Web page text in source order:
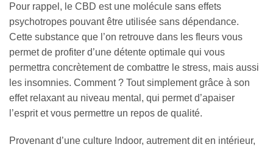
Pour rappel, le CBD est une molécule sans effets
psychotropes pouvant être utilisée sans dépendance.
Cette substance que l’on retrouve dans les fleurs vous
permet de profiter d’une détente optimale qui vous
permettra concrètement de combattre le stress, mais aussi
les insomnies. Comment ? Tout simplement grâce à son
effet relaxant au niveau mental, qui permet d’apaiser
l’esprit et vous permettre un repos de qualité.
Provenant d’une culture Indoor, autrement dit en intérieur,